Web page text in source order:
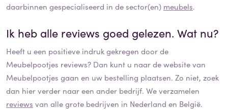
daarbinnen gespecialiseerd in de sector(en) meubels.
Ik heb alle reviews goed gelezen. Wat nu?
Heeft u een positieve indruk gekregen door de
Meubelpootjes reviews? Dan kunt u naar de website van
Meubelpootjes gaan en uw bestelling plaatsen. Zo niet, zoek
dan hier verder naar een ander bedrijf. We verzamelen
reviews van alle grote bedrijven in Nederland en België.